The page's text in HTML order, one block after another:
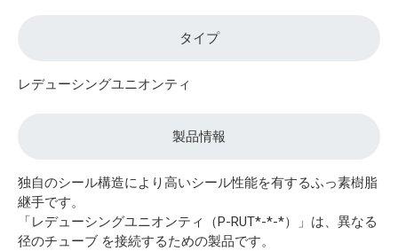
タイプ
レデューシングユニオンティ
製品情報
独自のシール構造により高いシール性能を有するふっ素樹脂
継手です。
「レデューシングユニオンティ（P-RUT*-*-*）」は、異なる
径のチューブ を接続するための製品です。